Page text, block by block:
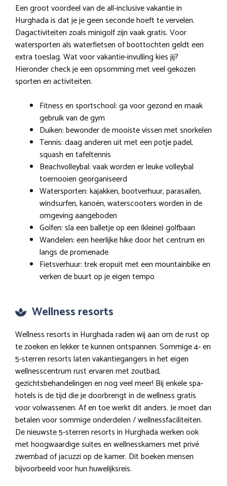
Een groot voordeel van de all-inclusive vakantie in
Hurghada is dat je je geen seconde hoeft te vervelen.
Dagactiviteiten zoals minigolf zijn vaak gratis. Voor
watersporten als waterfietsen of boottochten geldt een
extra toeslag. Wat voor vakantie-invulling kies jij?
Hieronder check je een opsomming met veel gekozen
sporten en activiteiten.
Fitness en sportschool: ga voor gezond en maak
gebruik van de gym
Duiken: bewonder de mooiste vissen met snorkelen
Tennis: daag anderen uit met een potje padel,
squash en tafeltennis
Beachvolleybal: vaak worden er leuke volleybal
toernooien georganiseerd
Watersporten: kajakken, bootverhuur, parasailen,
windsurfen, kanoën, waterscooters worden in de
omgeving aangeboden
Golfen: sla een balletje op een (kleine) golfbaan
Wandelen: een heerlijke hike door het centrum en
langs de promenade
Fietsverhuur: trek eropuit met een mountainbike en
verken de buurt op je eigen tempo
Wellness resorts
Wellness resorts in Hurghada raden wij aan om de rust op
te zoeken en lekker te kunnen ontspannen. Sommige 4- en
5-sterren resorts laten vakantiegangers in het eigen
wellnesscentrum rust ervaren met zoutbad,
gezichtsbehandelingen en nog veel meer! Bij enkele spa-
hotels is de tijd die je doorbrengt in de wellness gratis
voor volwassenen. Af en toe werkt dit anders. Je moet dan
betalen voor sommige onderdelen / wellnessfaciliteiten.
De nieuwste 5-sterren resorts in Hurghada werken ook
met hoogwaardige suites en wellnesskamers met privé
zwembad of jacuzzi op de kamer. Dit boeken mensen
bijvoorbeeld voor hun huwelijksreis.